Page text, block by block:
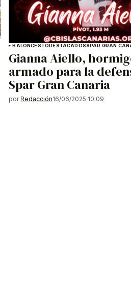
BALONCESTODESTACADOSSPAR GRAN
Gianna Aiello,
armado para la
Spar Gran Canaria
por Redacción16/06/2025 10:09